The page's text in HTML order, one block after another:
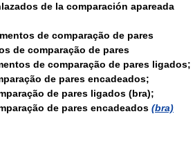
de la comparación apareada
de comparação de pares
de comparação de pares
de comparação de pares ligados;
de pares encadeados;
de pares ligados (bra);
de pares encadeados (bra)